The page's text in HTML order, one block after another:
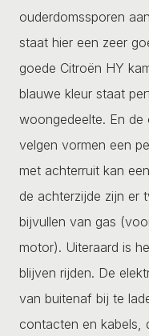
ouderdomssporen
staat hier een zeer
goede Citroën HY
blauwe kleur staat
woongedeelte. En de
velgen vormen een
met achterruit kan
de achterzijde zijn er
bijvullen van gas
motor). Uiteraard is
blijven rijden. De
van buitenaf bij te
contacten en kabels,